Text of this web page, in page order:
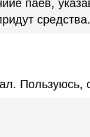
средства.
Пользуюсь,